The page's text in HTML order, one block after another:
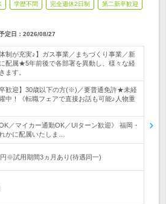
学歴不問 完全週休2日制 第二新卒歓迎
定日： 2026/08/27
制が充実♪】ガス事業／まちづくり事業／新
配属★5年前後で各部署を異動し、様々な経
ます。
卒歓迎】30歳以下の方(※)／要普通免許★未経
中！《転職フェアで直接お話も可能♪人物重
／マイカー通勤OK／UIターン歓迎》 福岡・
かに配属いたしま…
※試用期間3ヵ月あり(待遇同一)